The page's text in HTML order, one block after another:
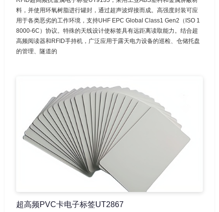
料，并使用环氧树脂进行罐封，通过超声波焊接而成。高强度封装可应
用于各类恶劣的工作环境，支持UHF EPC Global Class1 Gen2（ISO 1
8000-6C）协议。特殊的天线设计使标签具有远距离读取能力。结合超
高频阅读器和RFID手持机，广泛应用于露天电力设备的巡检、仓储托盘
的管理、隧道的
超高频PVC卡电子标签UT2867